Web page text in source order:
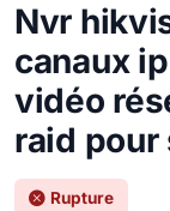
Nvr
canaux
vidéo
raid
Rupture